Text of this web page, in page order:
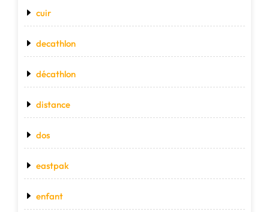
cuir
decathlon
décathlon
distance
dos
eastpak
enfant